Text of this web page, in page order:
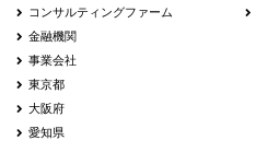
コンサルティングファーム
金融機関
事業会社
東京都
大阪府
愛知県